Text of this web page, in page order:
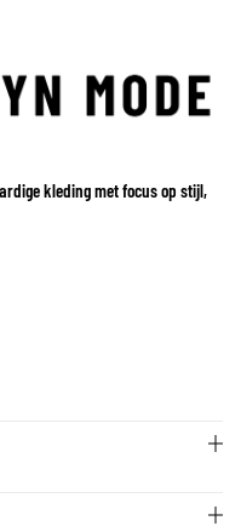
kleding met focus op stijl,